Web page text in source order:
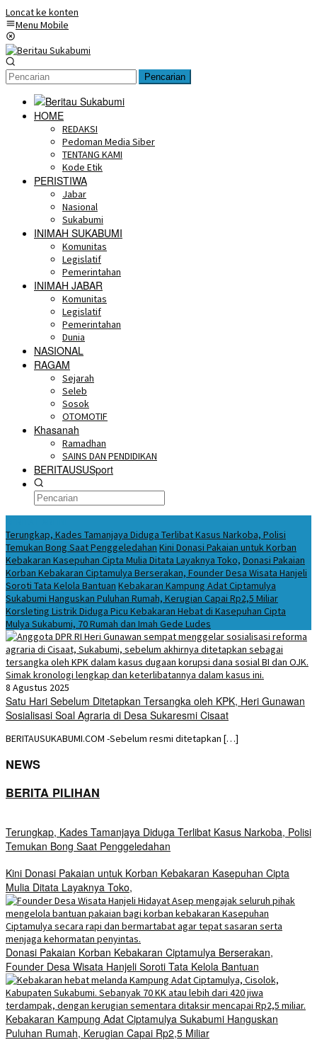
Loncat ke konten
Menu Mobile
Pencarian
HOME
REDAKSI
Pedoman Media Siber
TENTANG KAMI
Kode Etik
PERISTIWA
Jabar
Nasional
Sukabumi
INIMAH SUKABUMI
Komunitas
Legislatif
Pemerintahan
INIMAH JABAR
Komunitas
Legislatif
Pemerintahan
Dunia
NASIONAL
RAGAM
Sejarah
Seleb
Sosok
OTOMOTIF
Khasanah
Ramadhan
SAINS DAN PENDIDIKAN
BERITAUSUSport
Terungkap, Kades Tamanjaya Diduga Terlibat Kasus Narkoba, Polisi
Temukan Bong Saat Penggeledahan Kini Donasi Pakaian untuk Korban
Kebakaran Kasepuhan Cipta Mulia Ditata Layaknya Toko, Donasi Pakaian
Korban Kebakaran Ciptamulya Berserakan, Founder Desa Wisata Hanjeli
Soroti Tata Kelola Bantuan Kebakaran Kampung Adat Ciptamulya
Sukabumi Hanguskan Puluhan Rumah, Kerugian Capai Rp2,5 Miliar
Korsleting Listrik Diduga Picu Kebakaran Hebat di Kasepuhan Cipta
Mulya Sukabumi, 70 Rumah dan Imah Gede Ludes
8 Agustus 2025
Satu Hari Sebelum Ditetapkan Tersangka oleh KPK, Heri Gunawan
Sosialisasi Soal Agraria di Desa Sukaresmi Cisaat
BERITAUSUKABUMI.COM -Sebelum resmi ditetapkan […]
NEWS
BERITA PILIHAN
Terungkap, Kades Tamanjaya Diduga Terlibat Kasus Narkoba, Polisi
Temukan Bong Saat Penggeledahan
Kini Donasi Pakaian untuk Korban Kebakaran Kasepuhan Cipta
Mulia Ditata Layaknya Toko,
Donasi Pakaian Korban Kebakaran Ciptamulya Berserakan,
Founder Desa Wisata Hanjeli Soroti Tata Kelola Bantuan
Kebakaran Kampung Adat Ciptamulya Sukabumi Hanguskan
Puluhan Rumah, Kerugian Capai Rp2,5 Miliar